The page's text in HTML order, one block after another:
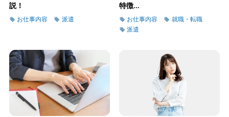
説！
お仕事内容 派遣
特徴...
お仕事内容
就職・転職
派遣